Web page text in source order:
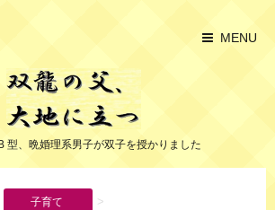
MENU
型、晩婚理系男子が双子を授かりました
子育て >